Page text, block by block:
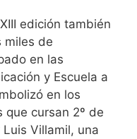
edición también
miles de
en las
y Escuela a
en los
que cursan 2º de
Luis Villamil, una